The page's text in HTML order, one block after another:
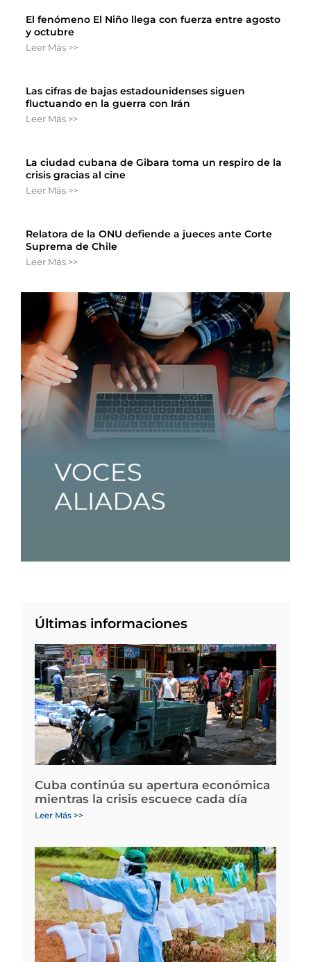
El fenómeno El Niño llega con fuerza entre agosto
y octubre
Leer Más >>
Las cifras de bajas estadounidenses siguen
fluctuando en la guerra con Irán
Leer Más >>
La ciudad cubana de Gibara toma un respiro de la
crisis gracias al cine
Leer Más >>
Relatora de la ONU defiende a jueces ante Corte
Suprema de Chile
Leer Más >>
Últimas informaciones
Cuba continúa su apertura económica
mientras la crisis escuece cada día
Leer Más >>